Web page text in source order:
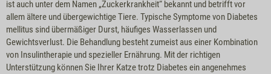
ist auch unter dem Namen „Zuckerkrankheit“ bekannt und betrifft vor
allem ältere und übergewichtige Tiere. Typische Symptome von Diabetes
mellitus sind übermäßiger Durst, häufiges Wasserlassen und
Gewichtsverlust. Die Behandlung besteht zumeist aus einer Kombination
von Insulintherapie und spezieller Ernährung. Mit der richtigen
Unterstützung können Sie Ihrer Katze trotz Diabetes ein angenehmes